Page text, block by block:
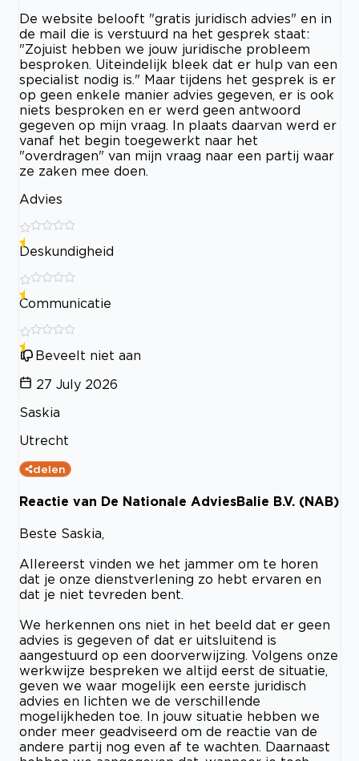
De website belooft "gratis juridisch advies" en in
de mail die is verstuurd na het gesprek staat:
"Zojuist hebben we jouw juridische probleem
besproken. Uiteindelijk bleek dat er hulp van een
specialist nodig is." Maar tijdens het gesprek is er
op geen enkele manier advies gegeven, er is ook
niets besproken en er werd geen antwoord
gegeven op mijn vraag. In plaats daarvan werd er
vanaf het begin toegewerkt naar het
"overdragen" van mijn vraag naar een partij waar
ze zaken mee doen.
Advies
Deskundigheid
Communicatie
Beveelt niet aan
27 July 2026
Saskia
Utrecht
delen
Reactie van De Nationale AdviesBalie B.V. (NAB)
Beste Saskia,
Allereerst vinden we het jammer om te horen
dat je onze dienstverlening zo hebt ervaren en
dat je niet tevreden bent.
We herkennen ons niet in het beeld dat er geen
advies is gegeven of dat er uitsluitend is
aangestuurd op een doorverwijzing. Volgens onze
werkwijze bespreken we altijd eerst de situatie,
geven we waar mogelijk een eerste juridisch
advies en lichten we de verschillende
mogelijkheden toe. In jouw situatie hebben we
onder meer geadviseerd om de reactie van de
andere partij nog even af te wachten. Daarnaast